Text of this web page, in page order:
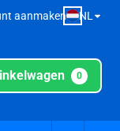
aanmaken NL
0